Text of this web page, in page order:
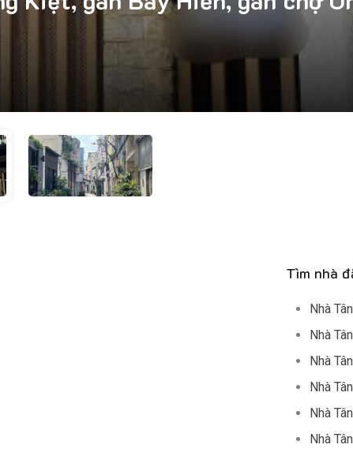
Tìm nhà
Nhà
Nhà
Nhà
Nhà
Nhà
Nhà